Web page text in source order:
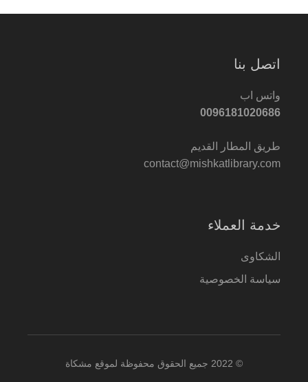
اتصل بنا
واتس اب
0096181020686
طريق المطار القديم
contact@mishkatlibrary.com
خدمة العملاء
الشكاوى
سياسة الخصوصية
© 2022 جميع الحقوق محفوظة لموقع مشكاة